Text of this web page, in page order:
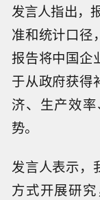
发言人指出，
准和统计口径
报告将中国企
于从政府获得
济、生产效
势。
发言人表示，
方式开展研